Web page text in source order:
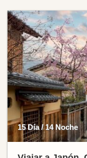
15 Día / 14 Noche